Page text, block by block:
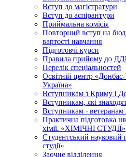
Вступ до магістратури
Вступ до аспірантури
Приймальна комісія
Повторний вступ на
вартості навчання
Підготовчі курси
Правила прийому до
Перелік спеціальностей
Освітній центр
Україна»
Вступникам з Криму і
Вступникам, які
Вступникам - ветеранам
Практична підготовка
хімії. «ХІМІЧНІ СТУДІЇ»
Студентський науковий
студії»
Заочне відділення